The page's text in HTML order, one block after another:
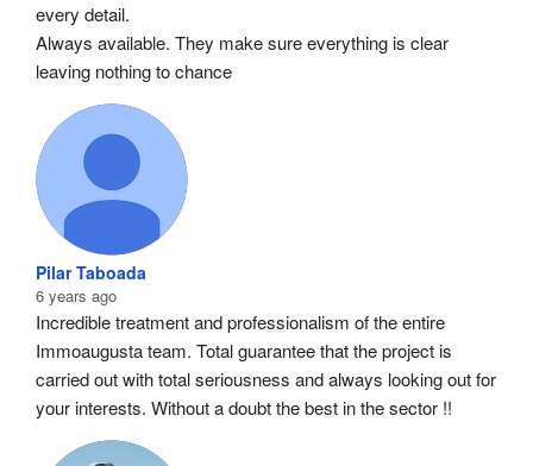
every detail.
Always available. They make sure everything is clear
leaving nothing to chance
Pilar Taboada
6 years ago
Incredible treatment and professionalism of the entire
Immoaugusta team. Total guarantee that the project is
carried out with total seriousness and always looking out for
your interests. Without a doubt the best in the sector !!